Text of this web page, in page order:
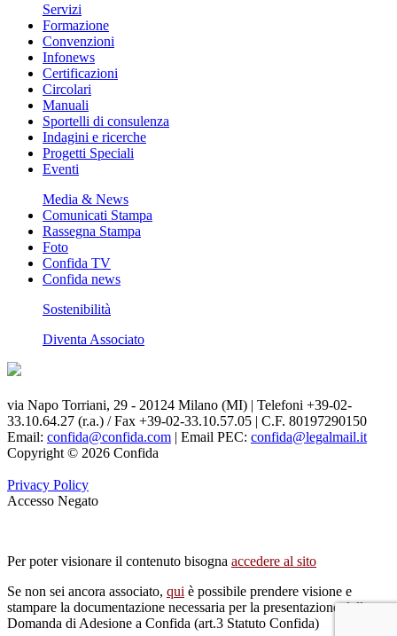
Servizi
Formazione
Convenzioni
Infonews
Certificazioni
Circolari
Manuali
Sportelli di consulenza
Indagini e ricerche
Progetti Speciali
Eventi
Media & News
Comunicati Stampa
Rassegna Stampa
Foto
Confida TV
Confida news
Sostenibilità
Diventa Associato
via Napo Torriani, 29 - 20124 Milano (MI) | Telefoni +39-02-
33.10.64.27 (r.a.) / Fax +39-02-33.10.57.05 | C.F. 80197290150
Email: confida@confida.com | Email PEC: confida@legalmail.it
Copyright © 2026 Confida
Privacy Policy
Accesso Negato
Per poter visionare il contenuto bisogna accedere al sito
Se non sei ancora associato, qui è possibile prendere visione e
stampare la documentazione necessaria per la presentazione della
Domanda di Adesione a Confida (art.3 Statuto Confida)